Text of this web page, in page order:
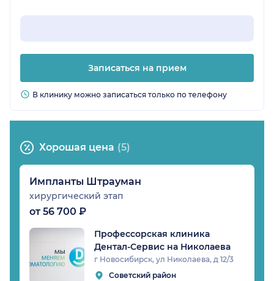
Записаться на прием
В клинику можно записаться только по телефону
Хорошая цена (5)
Импланты Штрауман
хирургический этап
от 56 700 ₽
Профессорская клиника
Дентал-Сервис на Николаева
г Новосибирск, ул Николаева, д 12/3
Советский район